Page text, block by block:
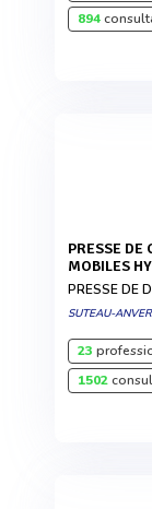
894
PRESSE DE COUPE ET SURCOUPE À PONT ET TABLE
MOBILES
PRESSE DE
SUTEAU-
23
1502